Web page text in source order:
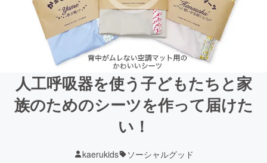
人工呼吸器を使う子どもたちと家
族のためのシーツを作って届けた
い！
kaerukids ソーシャルグッド